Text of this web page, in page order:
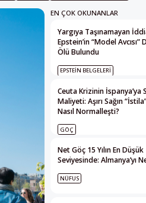
EN ÇOK OKUNANLAR
Yargıya Taşınamayan
Epstein’in “Model Avcısı”
Ölü Bulundu
EPSTEIN BELGELERI
Ceuta Krizinin İspanya’ya
Maliyeti: Aşırı Sağın
Nasıl Normalleşti?
GÖÇ
Net Göç 15 Yılın En Düşük
Seviyesinde: Almanya’yı
NÜFUS